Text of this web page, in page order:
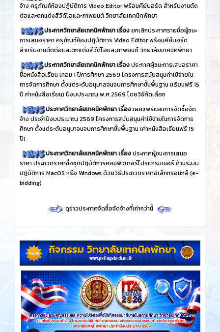
จ้าง ครุภัณฑ์ห้องปฎิบัติการ Video Editor พร้อมคีย์บอร์ด สำหรับงานตัด
ต่อและตกแต่งสีวีดีโอและภาพยนต์ วิทยาลัยเทคนิคพัทยา
ประกาศวิทยาลัยเทคนิคพัทยา เรื่องยกเลิกประกาศรายชื่อผู้ชนะ
การเสนอราคา ครุภัณฑ์ห้องปฎิบัติการ Video Editor พร้อมคีย์บอร์ด
สำหรับงานตัดต่อและตกแต่งสีวีดีโอและภาพยนต์ วิทยาลัยเทคนิคพัทยา
ประกาศวิทยาลัยเทคนิคพัทยา เรื่องประกาศผู้ชนะการเสนอราคา
ซื้อหนังสือเรียน เทอม 1 ปีการศึกษา 2569 โครงการสนับสนุนค่าใช้จ่ายใน
การจัดการศึกษา ตั้งแต่ระดับอนุบาลจนจบการศึกษาขั้นพื้นฐาน (เรียนฟรี 15
ปี ค่าหนังสือเรียน) ปีงบประมาณ พ.ศ.2569 โดยวิธีคัดเลือก
ประกาศวิทยาลัยเทคนิคพัทยา เรื่องเผยแพร่แผนการจัดซื้อจัด
จ้าง ประจำปีงบประมาณ 2569 โครงการสนับสนุนค่าใช้จ่ายในการจัดการ
ศึกษา ตั้งแต่ระดับอนุบาจนจบการศึกษาขั้นพื้นฐาน (ค่าหนังสือเรียนฟรี 15
ปี)
ประกาศวิทยาลัยเทคนิคพัทยา เรื่องประกาศผู้ชนะการเสนอ
ราคา ประกวดราคาซื้อชุดปฏิบัติการคอมพิวเตอร์โปรแกรมเมอร์ ด้านระบบ
ปฏิบัติการ MacOS หรือ Windows ด้วยวิธีประกวดราคาอิเล็กทรอนิกส์ (e-
bidding)
ดูข่าวประกาศจัดซื้อจัดจ้างที่เก่ากว่านี้